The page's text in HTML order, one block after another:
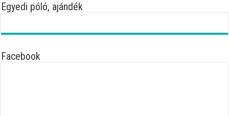
Egyedi póló, ajándék
Facebook